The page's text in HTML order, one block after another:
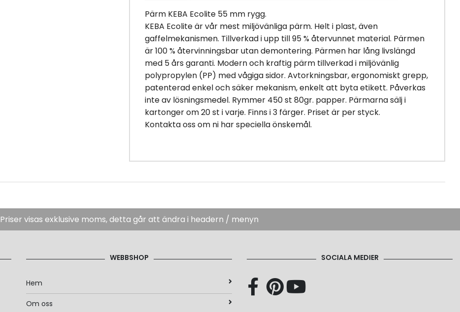
Pärm KEBA Ecolite 55 mm rygg.
KEBA Ecolite är vår mest miljövänliga pärm. Helt i plast, även
gaffelmekanismen. Tillverkad i upp till 95 % återvunnet material. Pärmen
är 100 % återvinningsbar utan demontering. Pärmen har lång livslängd
med 5 års garanti. Modern och kraftig pärm tillverkad i miljövänlig
polypropylen (PP) med vågiga sidor. Avtorkningsbar, ergonomiskt grepp,
patenterad enkel och säker mekanism, enkelt att byta etikett. Påverkas
inte av lösningsmedel. Rymmer 450 st 80gr. papper. Pärmarna sälj i
kartonger om 20 st i varje. Finns i 3 färger. Priset är per styck.
Kontakta oss om ni har speciella önskemål.
Priser visas exklusive moms, detta går att ändra i headern / menyn
WEBBSHOP
Hem
Om oss
SOCIALA MEDIER